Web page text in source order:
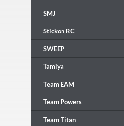
SMJ
Stickon RC
SWEEP
Tamiya
Team EAM
Team Powers
Team Titan